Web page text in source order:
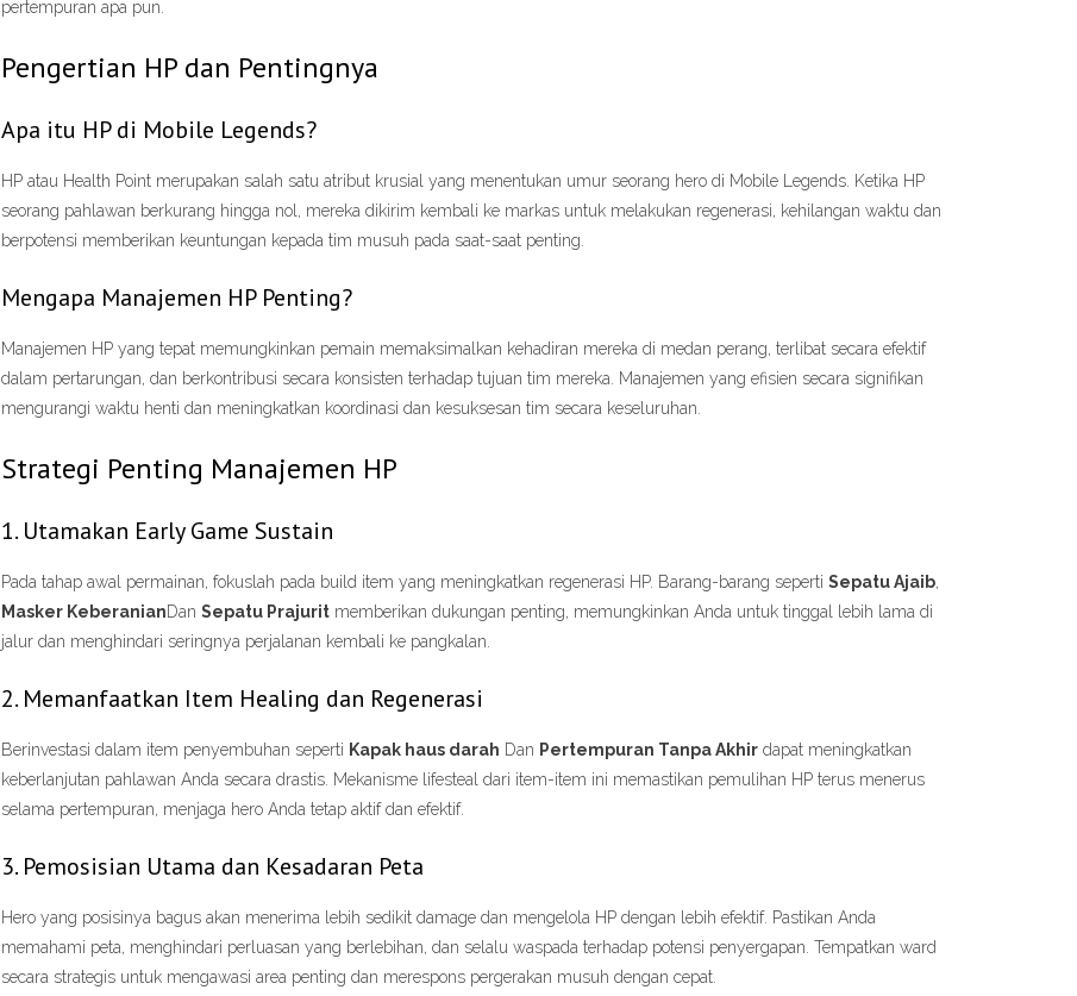
pertempuran apa pun.
Pengertian HP dan Pentingnya
Apa itu HP di Mobile Legends?
HP atau Health Point merupakan salah satu atribut krusial yang menentukan umur seorang hero di Mobile Legends. Ketika HP
seorang pahlawan berkurang hingga nol, mereka dikirim kembali ke markas untuk melakukan regenerasi, kehilangan waktu dan
berpotensi memberikan keuntungan kepada tim musuh pada saat-saat penting.
Mengapa Manajemen HP Penting?
Manajemen HP yang tepat memungkinkan pemain memaksimalkan kehadiran mereka di medan perang, terlibat secara efektif
dalam pertarungan, dan berkontribusi secara konsisten terhadap tujuan tim mereka. Manajemen yang efisien secara signifikan
mengurangi waktu henti dan meningkatkan koordinasi dan kesuksesan tim secara keseluruhan.
Strategi Penting Manajemen HP
1. Utamakan Early Game Sustain
Pada tahap awal permainan, fokuslah pada build item yang meningkatkan regenerasi HP. Barang-barang seperti Sepatu Ajaib,
Masker KeberanianDan Sepatu Prajuritmemberikan dukungan penting, memungkinkan Anda untuk tinggal lebih lama di
jalur dan menghindari seringnya perjalanan kembali ke pangkalan.
2. Memanfaatkan Item Healing dan Regenerasi
Berinvestasi dalam item penyembuhan seperti Kapak haus darah Dan Pertempuran Tanpa Akhirdapat meningkatkan
keberlanjutan pahlawan Anda secara drastis. Mekanisme lifesteal dari item-item ini memastikan pemulihan HP terus menerus
selama pertempuran, menjaga hero Anda tetap aktif dan efektif.
3. Pemosisian Utama dan Kesadaran Peta
Hero yang posisinya bagus akan menerima lebih sedikit damage dan mengelola HP dengan lebih efektif. Pastikan Anda
memahami peta, menghindari perluasan yang berlebihan, dan selalu waspada terhadap potensi penyergapan. Tempatkan ward
secara strategis untuk mengawasi area penting dan merespons pergerakan musuh dengan cepat.